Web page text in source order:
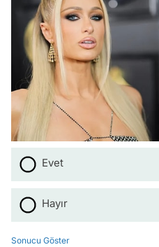
Evet
Hayır
Sonucu Göster